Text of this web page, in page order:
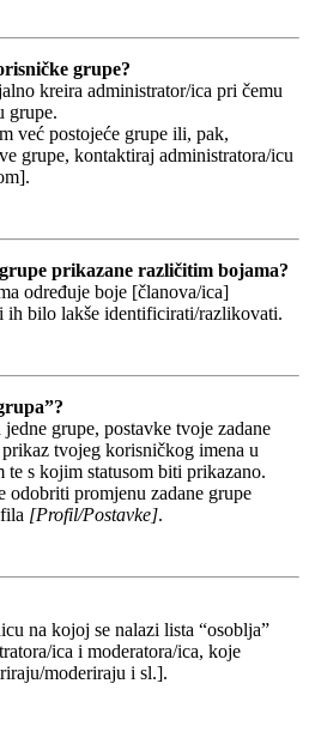
grupe?
kreira administrator/ica pri čemu
grupe.
već postojeće grupe ili, pak,
grupe, kontaktiraj administratora/icu
prikazane različitim bojama?
određuje boje [članova/ica]
ih bilo lakše identificirati/razlikovati.
grupe, postavke tvoje zadane
prikaz tvojeg korisničkog imena u
te s kojim statusom biti prikazano.
odobriti promjenu zadane grupe
[Profil/Postavke].
na kojoj se nalazi lista “osoblja”
ica i moderatora/ica, koje
moderiraju i sl.].